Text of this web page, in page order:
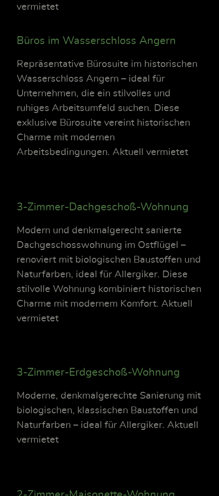
vermietet
Büros im Wasserschloss Angern
Repräsentative Bürosuite im historischen
Wasserschloss Angern – ideal für
Unternehmen, die ein stilvolles und
ruhiges Arbeitsumfeld suchen. Diese
exklusive Bürosuite vereint historischen
Charme mit modernen
Arbeitsbedingungen. Aktuell vermietet
3-Zimmer-Dachgeschoß-Wohnung
Modern und denkmalgerecht sanierte
Dachgeschosswohnung im Ostflügel –
renoviert mit biologischen Baustoffen und
Naturfarben, ideal für Allergiker. Diese
stilvolle Wohnung kombiniert historischen
Charme mit modernem Komfort. Aktuell
vermietet
3-Zimmer-Erdgeschoß-Wohnung
Moderne, denkmalgerechte Sanierung mit
biologischen, klassischen Baustoffen und
Naturfarben – ideal für Allergiker. Aktuell
vermietet